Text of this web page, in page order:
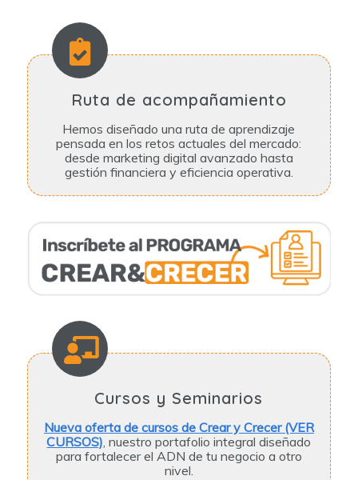
Ruta de acompañamiento
Hemos diseñado una ruta de aprendizaje
pensada en los retos actuales del mercado:
desde marketing digital avanzado hasta
gestión financiera y eficiencia operativa.
Cursos y Seminarios
Nueva oferta de cursos de Crear y Crecer (VER
CURSOS), nuestro portafolio integral diseñado
para fortalecer el ADN de tu negocio a otro
nivel.